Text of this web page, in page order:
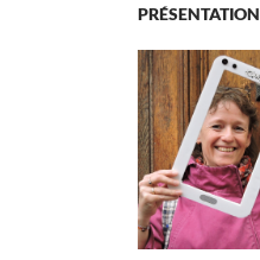
PRÉSENTATION